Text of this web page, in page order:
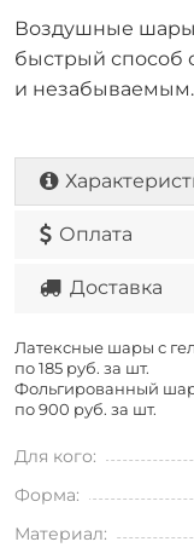
Воздушные
быстрый способ
и незабываемым.
Оплата
Доставка
Латексные шары с
по 185 руб. за шт.
Фольгированный шар
по 900 руб. за шт.
Для кого:
Форма:
Материал: